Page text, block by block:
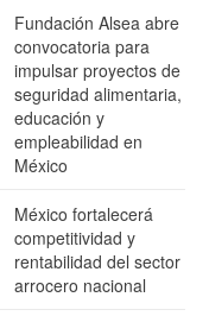
Fundación Alsea abre
convocatoria para
impulsar proyectos de
seguridad alimentaria,
educación y
empleabilidad en
México
México fortalecerá
competitividad y
rentabilidad del sector
arrocero nacional